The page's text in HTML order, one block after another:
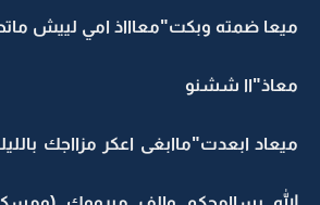
ميعا ضمته وبكت"معاااذ امي لييش
معاذ"اا ششنو
ميعاد ابعدت"ماابغى اعكر مزااجك